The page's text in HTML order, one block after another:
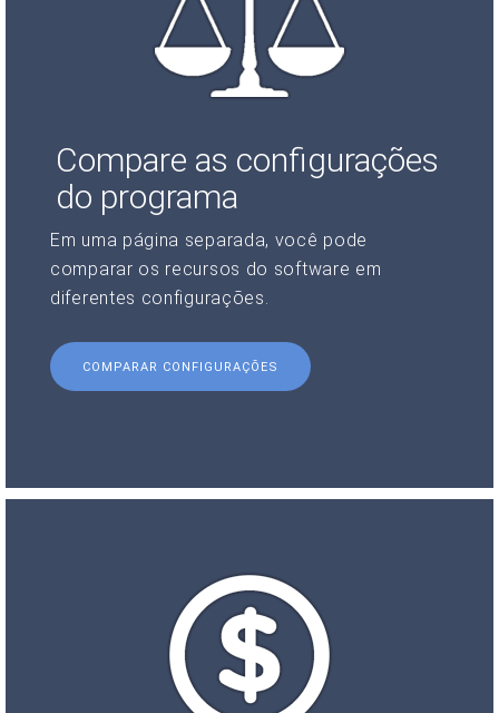
Compare as configurações
do programa
Em uma página separada, você pode
comparar os recursos do software em
diferentes configurações.
COMPARAR CONFIGURAÇÕES